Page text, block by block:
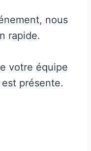
nous
rapide.
votre équipe
présente.